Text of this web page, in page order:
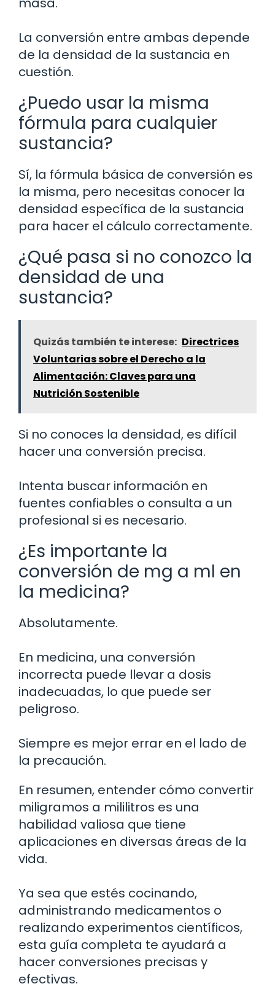
La conversión entre ambas depende
de la densidad de la sustancia en
cuestión.
¿Puedo usar la misma
fórmula para cualquier
sustancia?
Sí, la fórmula básica de conversión es
la misma, pero necesitas conocer la
densidad específica de la sustancia
para hacer el cálculo correctamente.
¿Qué pasa si no conozco la
densidad de una
sustancia?
Quizás también te interese: Directrices
Voluntarias sobre el Derecho a la
Alimentación: Claves para una
Nutrición Sostenible
Si no conoces la densidad, es difícil
hacer una conversión precisa.
Intenta buscar información en
fuentes confiables o consulta a un
profesional si es necesario.
¿Es importante la
conversión de mg a ml en
la medicina?
Absolutamente.
En medicina, una conversión
incorrecta puede llevar a dosis
inadecuadas, lo que puede ser
peligroso.
Siempre es mejor errar en el lado de
la precaución.
En resumen, entender cómo convertir
miligramos a mililitros es una
habilidad valiosa que tiene
aplicaciones en diversas áreas de la
vida.
Ya sea que estés cocinando,
administrando medicamentos o
realizando experimentos científicos,
esta guía completa te ayudará a
hacer conversiones precisas y
efectivas.